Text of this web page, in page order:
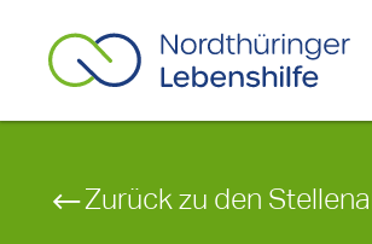
Zurück zu den